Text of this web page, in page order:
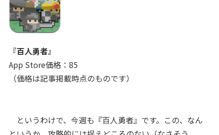
『百人勇者』
App Store価格：85
（価格は記事掲載時点のものです）
というわけで、今週も『百人勇者』です。この、なん